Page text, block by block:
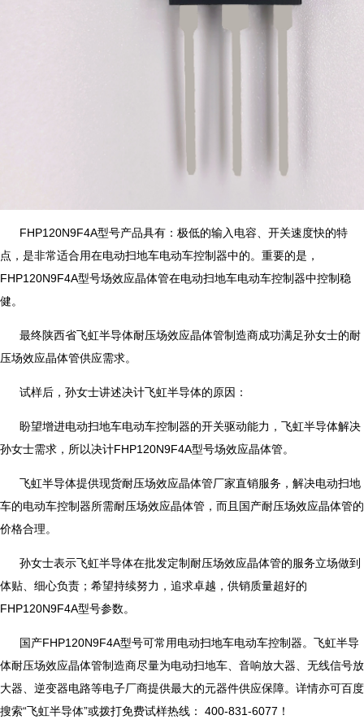
FHP120N9F4A型号产品具有：极低的输入电容、开关速度快的特
点，是非常适合用在电动扫地车电动车控制器中的。重要的是，
FHP120N9F4A型号场效应晶体管在电动扫地车电动车控制器中控制稳
健。
最终陕西省飞虹半导体耐压场效应晶体管制造商成功满足孙女士的耐
压场效应晶体管供应需求。
试样后，孙女士讲述决计飞虹半导体的原因：
盼望增进电动扫地车电动车控制器的开关驱动能力，飞虹半导体解决
孙女士需求，所以决计FHP120N9F4A型号场效应晶体管。
飞虹半导体提供现货耐压场效应晶体管厂家直销服务，解决电动扫地
车的电动车控制器所需耐压场效应晶体管，而且国产耐压场效应晶体管的
价格合理。
孙女士表示飞虹半导体在批发定制耐压场效应晶体管的服务立场做到
体贴、细心负责；希望持续努力，追求卓越，供销质量超好的
FHP120N9F4A型号参数。
国产FHP120N9F4A型号可常用电动扫地车电动车控制器。飞虹半导
体耐压场效应晶体管制造商尽量为电动扫地车、音响放大器、无线信号放
大器、逆变器电路等电子厂商提供最大的元器件供应保障。详情亦可百度
搜索“飞虹半导体”或拨打免费试样热线： 400-831-6077！